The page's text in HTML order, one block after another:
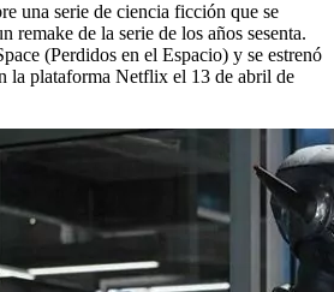
una serie de ciencia ficción que se
remake de la serie de los años sesenta.
(Perdidos en el Espacio) y se estrenó
la plataforma Netflix el 13 de abril de